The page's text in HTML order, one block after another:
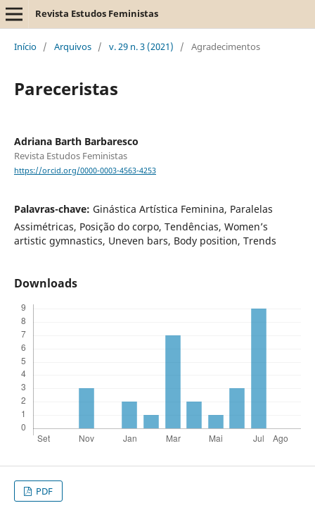
Revista Estudos Feministas
Início / Arquivos / v. 29 n. 3 (2021) / Agradecimentos
Pareceristas
Adriana Barth Barbaresco
Revista Estudos Feministas
https://orcid.org/0000-0003-4563-4253
Palavras-chave: Ginástica Artística Feminina, Paralelas
Assimétricas, Posição do corpo, Tendências, Women’s
artistic gymnastics, Uneven bars, Body position, Trends
Downloads
PDF